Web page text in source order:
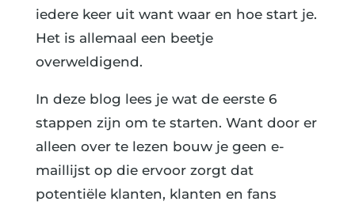
iedere keer uit want waar en hoe start je.
Het is allemaal een beetje
overweldigend.
In deze blog lees je wat de eerste 6
stappen zijn om te starten. Want door er
alleen over te lezen bouw je geen e-
maillijst op die ervoor zorgt dat
potentiële klanten, klanten en fans